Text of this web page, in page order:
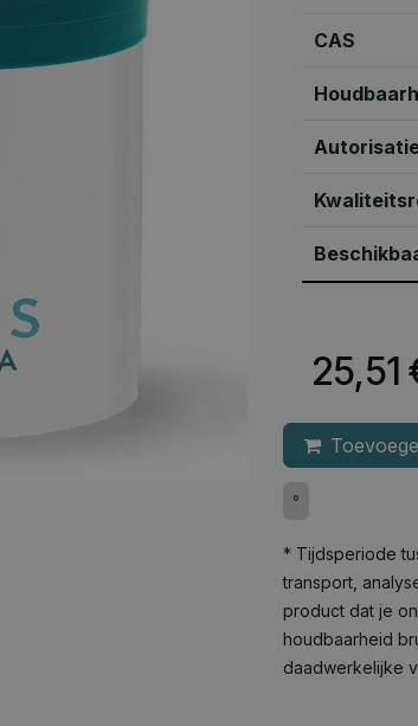
CAS
25,51
°
* Tijdsperiode
transport,
product dat je
houdbaarheid
daadwerkelijke